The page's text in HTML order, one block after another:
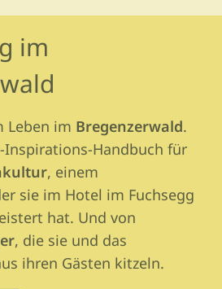
im
Leben im Bregenzerwald.
Inspirations-Handbuch für
, einem
sie im Hotel im Fuchsegg
hat. Und von
, die sie und das
ihren Gästen kitzeln.